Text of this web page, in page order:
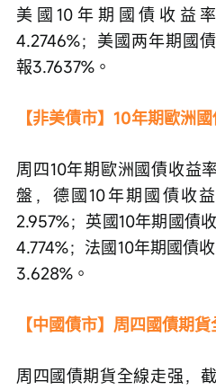
美國10年期國債收益
4.2746%；美國两年期國
報3.7637%。
【非美債市】10年期歐洲
周四10年期歐洲國債收益
盤，德國10年期國債收
2.957%；英國10年期國債
4.774%；法國10年期國債
3.628%。
【中國債市】周四國債期
周四國債期貨全線走强，